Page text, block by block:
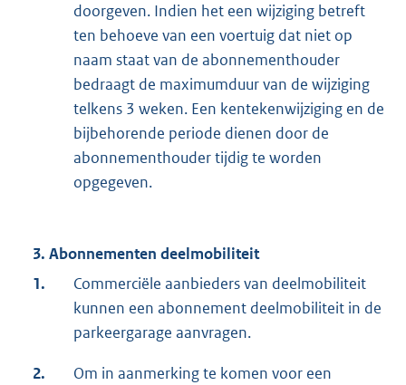
doorgeven. Indien het een wijziging betreft
ten behoeve van een voertuig dat niet op
naam staat van de abonnementhouder
bedraagt de maximumduur van de wijziging
telkens 3 weken. Een kentekenwijziging en de
bijbehorende periode dienen door de
abonnementhouder tijdig te worden
opgegeven.
3. Abonnementen deelmobiliteit
1.
Commerciële aanbieders van deelmobiliteit
kunnen een abonnement deelmobiliteit in de
parkeergarage aanvragen.
2.
Om in aanmerking te komen voor een